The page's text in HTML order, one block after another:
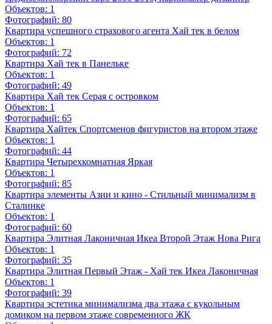
Объектов: 1
Фотографий: 80
Квартира успешного страхового агента Хай тек в белом
Объектов: 1
Фотографий: 72
Квартира Хай тек в Панельке
Объектов: 1
Фотографий: 49
Квартира Хай тек Серая с островком
Объектов: 1
Фотографий: 65
Квартира Хайтек Спортсменов фигуристов на втором этаже
Объектов: 1
Фотографий: 44
Квартира Четырехкомнатная Яркая
Объектов: 1
Фотографий: 85
Квартира элементы Азии и кино - Стильный минимализм в
Сталинке
Объектов: 1
Фотографий: 60
Квартира Элитная Лаконичная Икеа Второй Этаж Нова Рига
Объектов: 1
Фотографий: 35
Квартира Элитная Первый Этаж - Хай тек Икеа Лаконичная
Объектов: 1
Фотографий: 39
Квартира эстетика минимализма два этажа с кукольным
домиком на первом этаже современного ЖК